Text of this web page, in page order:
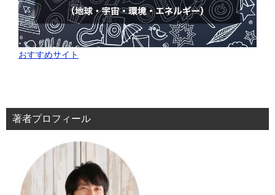
おすすめサイト
著者プロフィール